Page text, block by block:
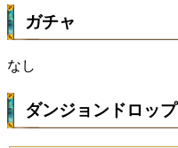
ガチャ
なし
ダンジョンドロップ